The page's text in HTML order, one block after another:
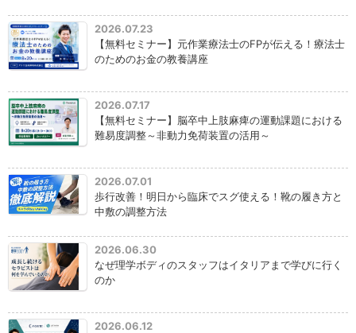
2026.07.23
【無料セミナー】元作業療法士のFPが伝える！療法士
のためのお金の教養講座
2026.07.17
【無料セミナー】脳卒中上肢麻痺の運動課題における
難易度調整～非動力免荷装置の活用～
2026.07.01
歩行改善！明日から臨床でスグ使える！靴の履き方と
中敷の調整方法
2026.06.30
なぜ理学ボディのスタッフはイタリアまで学びに行く
のか
2026.06.12